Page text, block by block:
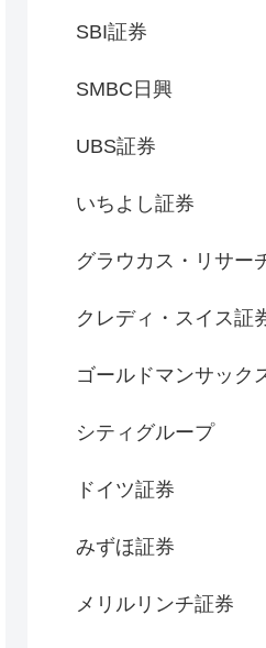
SBI証券
SMBC日興
UBS証券
いちよし証券
グラウカス・リサー
クレディ・スイス証
ゴールドマンサック
シティグループ
ドイツ証券
みずほ証券
メリルリンチ証券